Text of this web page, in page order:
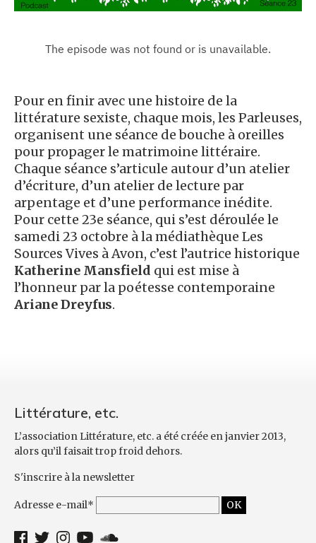
Pour en finir avec une histoire de la
littérature sexiste, chaque mois, les Parleuses,
organisent une séance de bouche à oreilles
pour propager le matrimoine littéraire.
Chaque séance s’articule autour d’un atelier
d’écriture, d’un atelier de lecture par
arpentage et d’une performance inédite.
Pour cette 23e séance, qui s’est déroulée le
samedi 23 octobre à la médiathèque Les
Sources Vives à Avon, c’est l’autrice historique
Katherine Mansfield qui est mise à
l’honneur par la poétesse contemporaine
Ariane Dreyfus.
Littérature, etc.
L’association Littérature, etc. a été créée en janvier 2013,
alors qu’il faisait trop froid dehors.
S'inscrire à la newsletter
Adresse e-mail*